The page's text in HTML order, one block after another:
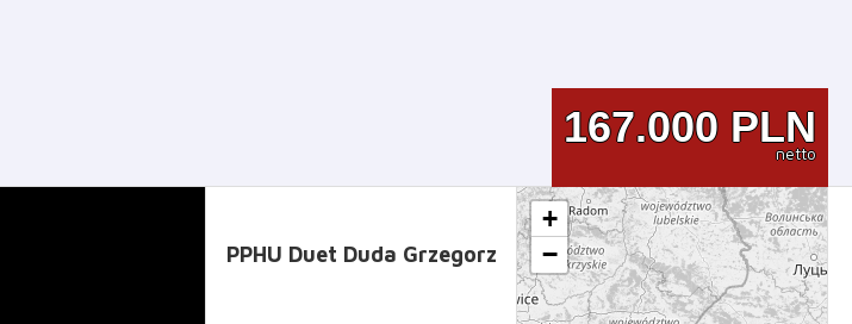
167.000 PLN
netto
PPHU Duet Duda Grzegorz
+
−